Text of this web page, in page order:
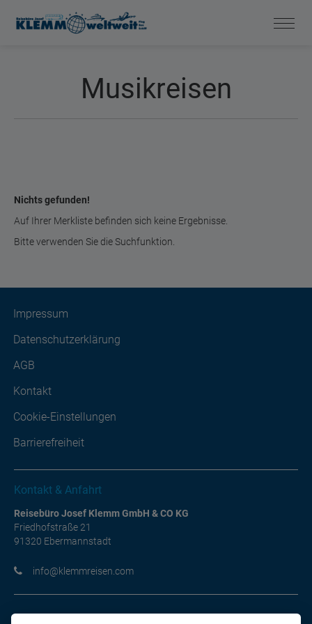
Musikreisen
Nichts gefunden!
Auf Ihrer Merkliste befinden sich keine Ergebnisse.
Bitte verwenden Sie die Suchfunktion.
Impressum
Datenschutzerklärung
AGB
Kontakt
Cookie-Einstellungen
Barrierefreiheit
Kontakt & Anfahrt
Reisebüro Josef Klemm GmbH & CO KG
Friedhofstraße 21
91320 Ebermannstadt
moc.nesiermmelk@ofni